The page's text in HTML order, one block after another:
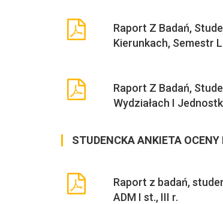
Raport Z Badań,
Kierunkach, Semestr
Raport Z Badań,
Wydziałach I
STUDENCKA ANKIETA
Raport z badań,
ADM I st., III r.